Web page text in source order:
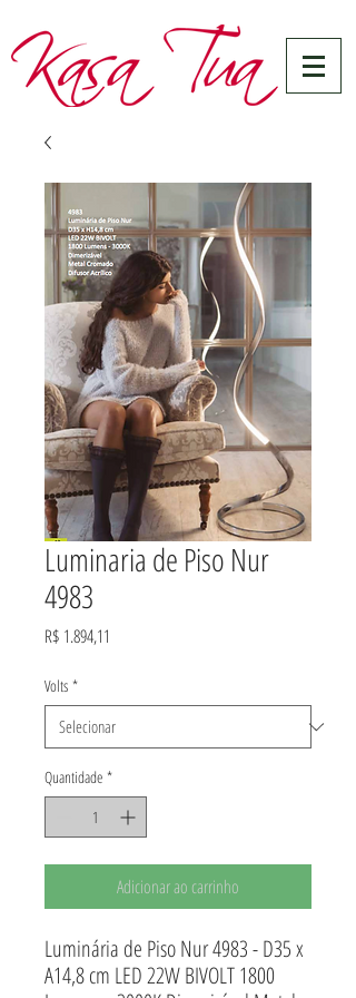
Luminaria de Piso Nur
4983
R$ 1.894,11
Volts *
Quantidade *
Adicionar ao carrinho
Luminária de Piso Nur 4983 - D35 x
A14,8 cm LED 22W BIVOLT 1800